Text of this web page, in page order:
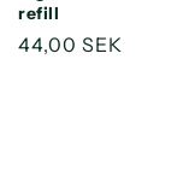
refill
Normalpris
44,00 SEK